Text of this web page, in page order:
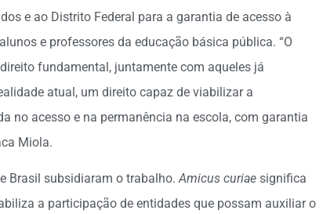
e ao Distrito Federal para a garantia de acesso à
e professores da educação básica pública. “O
fundamental, juntamente com aqueles já
atual, um direito capaz de viabilizar a
no acesso e na permanência na escola, com garantia
Miola.
Brasil subsidiaram o trabalho.Amicus curiae significa
a participação de entidades que possam auxiliar o